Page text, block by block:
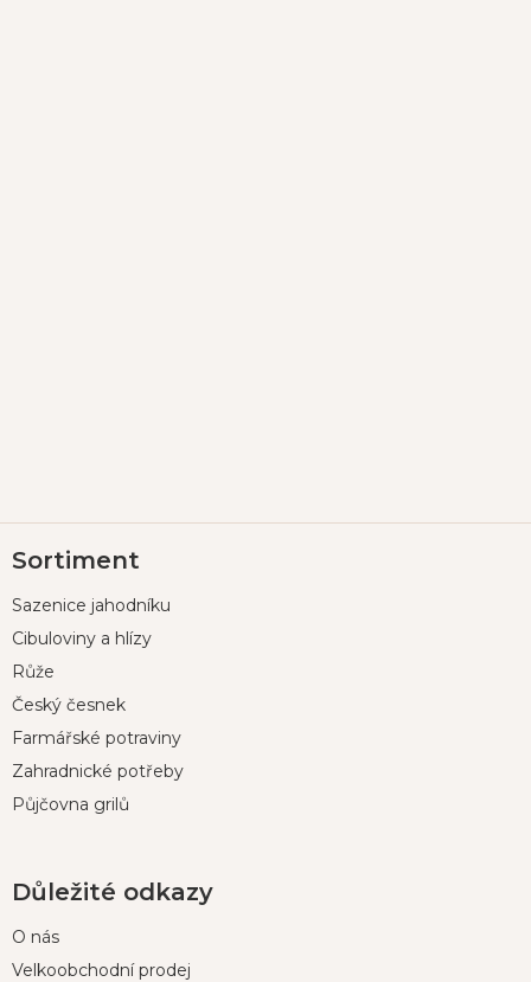
á
a
Sortiment
Sazenice jahodníku
Cibuloviny a hlízy
Růže
Český česnek
Farmářské potraviny
Zahradnické potřeby
Půjčovna grilů
Důležité odkazy
O nás
Velkoobchodní prodej